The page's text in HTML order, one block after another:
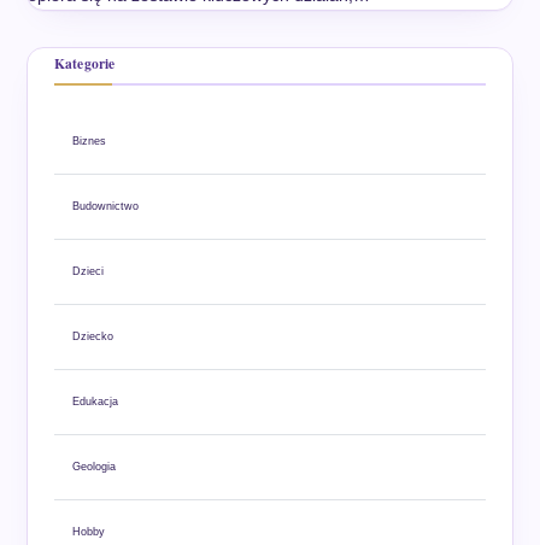
Kategorie
Biznes
Budownictwo
Dzieci
Dziecko
Edukacja
Geologia
Hobby